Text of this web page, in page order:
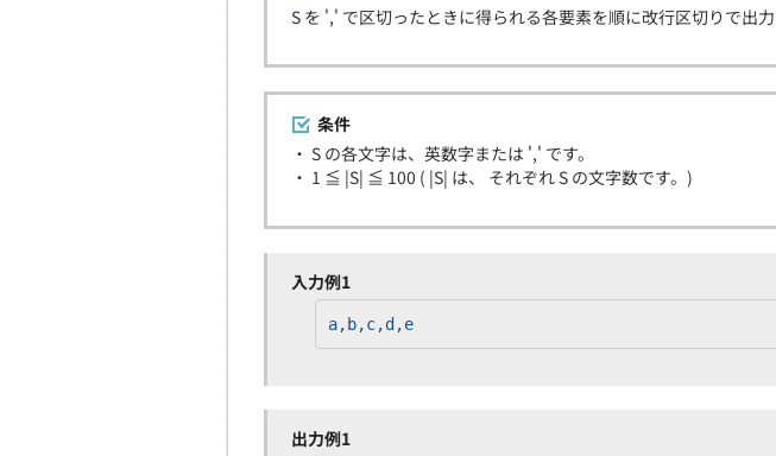
S を ',' で区切ったときに得られる各要素を順に改行区切りで出力
条件
・ S の各文字は、英数字または ',' です。
・ 1 ≦ |S| ≦ 100 ( |S| は、 それぞれ S の文字数です。)
入力例1
a,b,c,d,e
出力例1